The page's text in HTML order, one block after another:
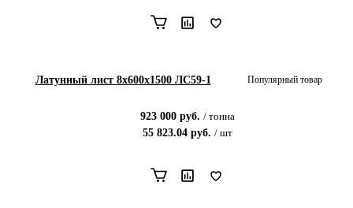
Латунный лист 8x600x1500 ЛС59-1 Популярный товар
923 000 руб. / тонна
55 823.04 руб. / шт